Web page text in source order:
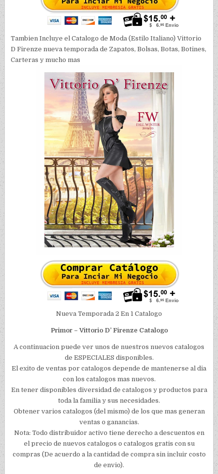
Tambien Incluye el Catalogo de Moda (Estilo Italiano) Vittorio
D Firenze nueva temporada de Zapatos, Bolsas, Botas, Botines,
Carteras y mucho mas
Nueva Temporada 2 En 1 Catalogo
Primor – Vittorio D’ Firenze Catalogo
A continuacion puede ver unos de nuestros nuevos catalogos
de ESPECIALES disponibles.
El exito de ventas por catalogos depende de mantenerse al dia
con los catalogos mas nuevos.
En tener disponibles diversidad de catalogos y productos para
toda la familia y sus necesidades.
Obtener varios catalogos (del mismo) de los que mas generan
ventas o ganancias.
Nota: Todo distribuidor activo tiene derecho a descuentos en
el precio de nuevos catalogos o catalogos gratis con su
compras (De acuerdo a la cantidad de compra sin incluir costo
de envio).